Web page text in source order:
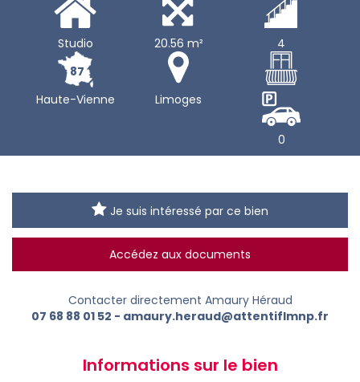
Studio 20.56 m² 4
Haute-Vienne
87
Limoges
0
Je suis intéressé par ce bien
Accédez aux documents
Contacter directement Amaury Héraud
07 68 88 01 52 - amaury.heraud@attentiflmnp.fr
Informations sur le bien